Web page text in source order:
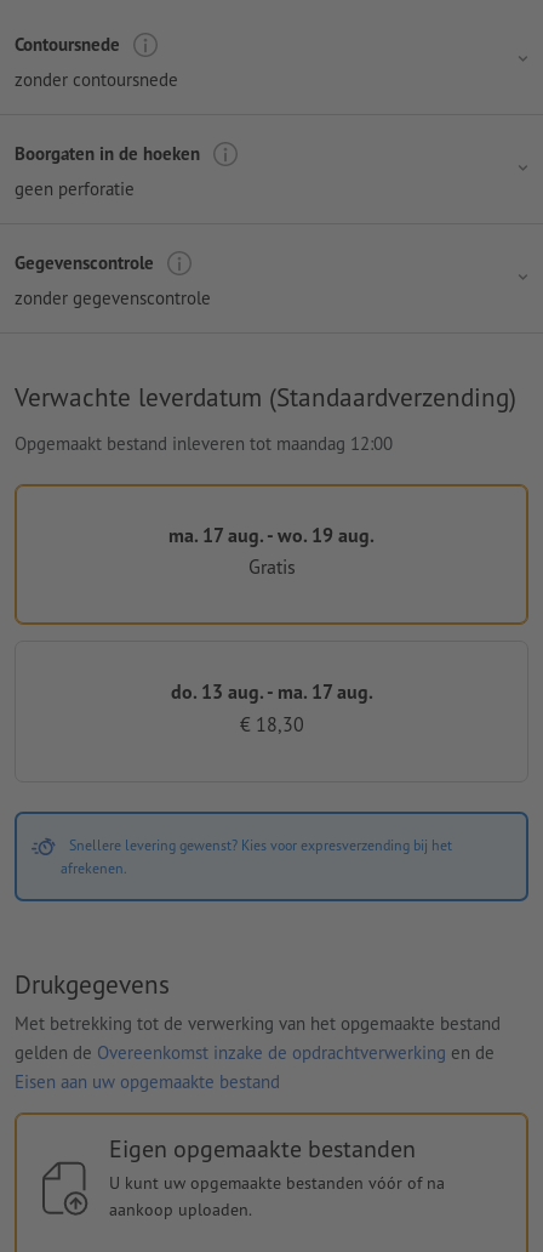
Contoursnede
zonder contoursnede
Boorgaten in de hoeken
geen perforatie
Gegevenscontrole
zonder gegevenscontrole
Verwachte leverdatum (Standaardverzending)
Opgemaakt bestand inleveren tot maandag 12:00
ma. 17 aug. - wo. 19 aug.
Gratis
do. 13 aug. - ma. 17 aug.
€ 18,30
Snellere levering gewenst? Kies voor expresverzending bij het
afrekenen.
Drukgegevens
Met betrekking tot de verwerking van het opgemaakte bestand
gelden de Overeenkomst inzake de opdrachtverwerking en de
Eisen aan uw opgemaakte bestand
Eigen opgemaakte bestanden
U kunt uw opgemaakte bestanden vóór of na
aankoop uploaden.